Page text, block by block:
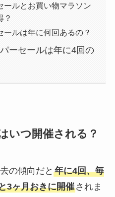
ールとお買い物マラソン
？
ールは年に何回あるの？
ーセールは年に4回の
いつ開催される？
の傾向だと 年に4回、毎
3ヶ月おきに開催されま